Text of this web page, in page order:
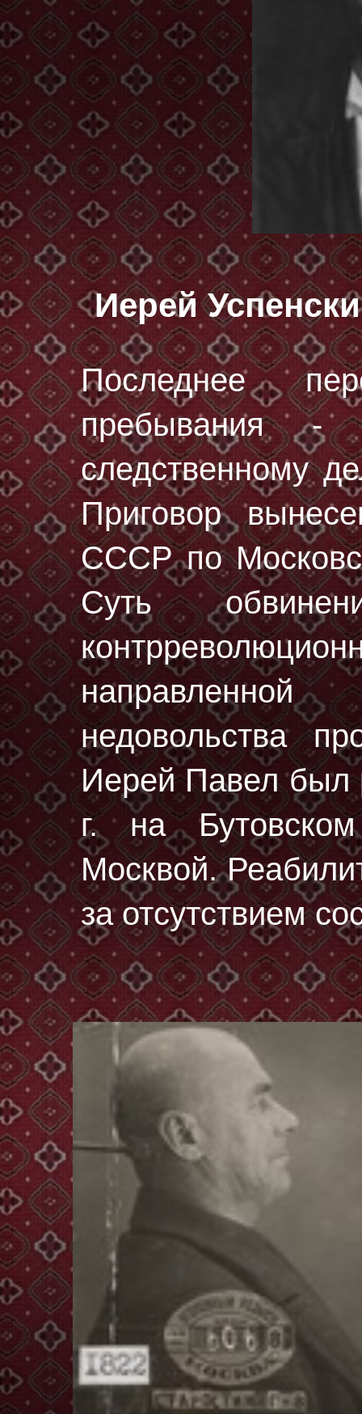
Иерей
Последнее
пребывания -
следственному
Приговор
СССР по
Суть
недовольства
Иерей Павел был
г.на
Москвой.
за отсутствием